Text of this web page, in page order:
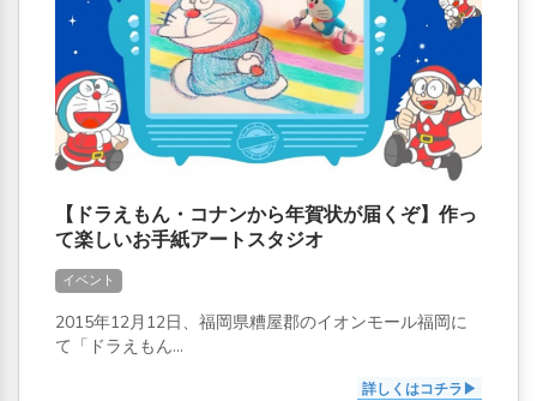
【ドラえもん・コナンから年賀状が届くぞ】作っ
て楽しいお手紙アートスタジオ
イベント
2015年12月12日、福岡県糟屋郡のイオンモール福岡に
て「ドラえもん...
詳しくはコチラ